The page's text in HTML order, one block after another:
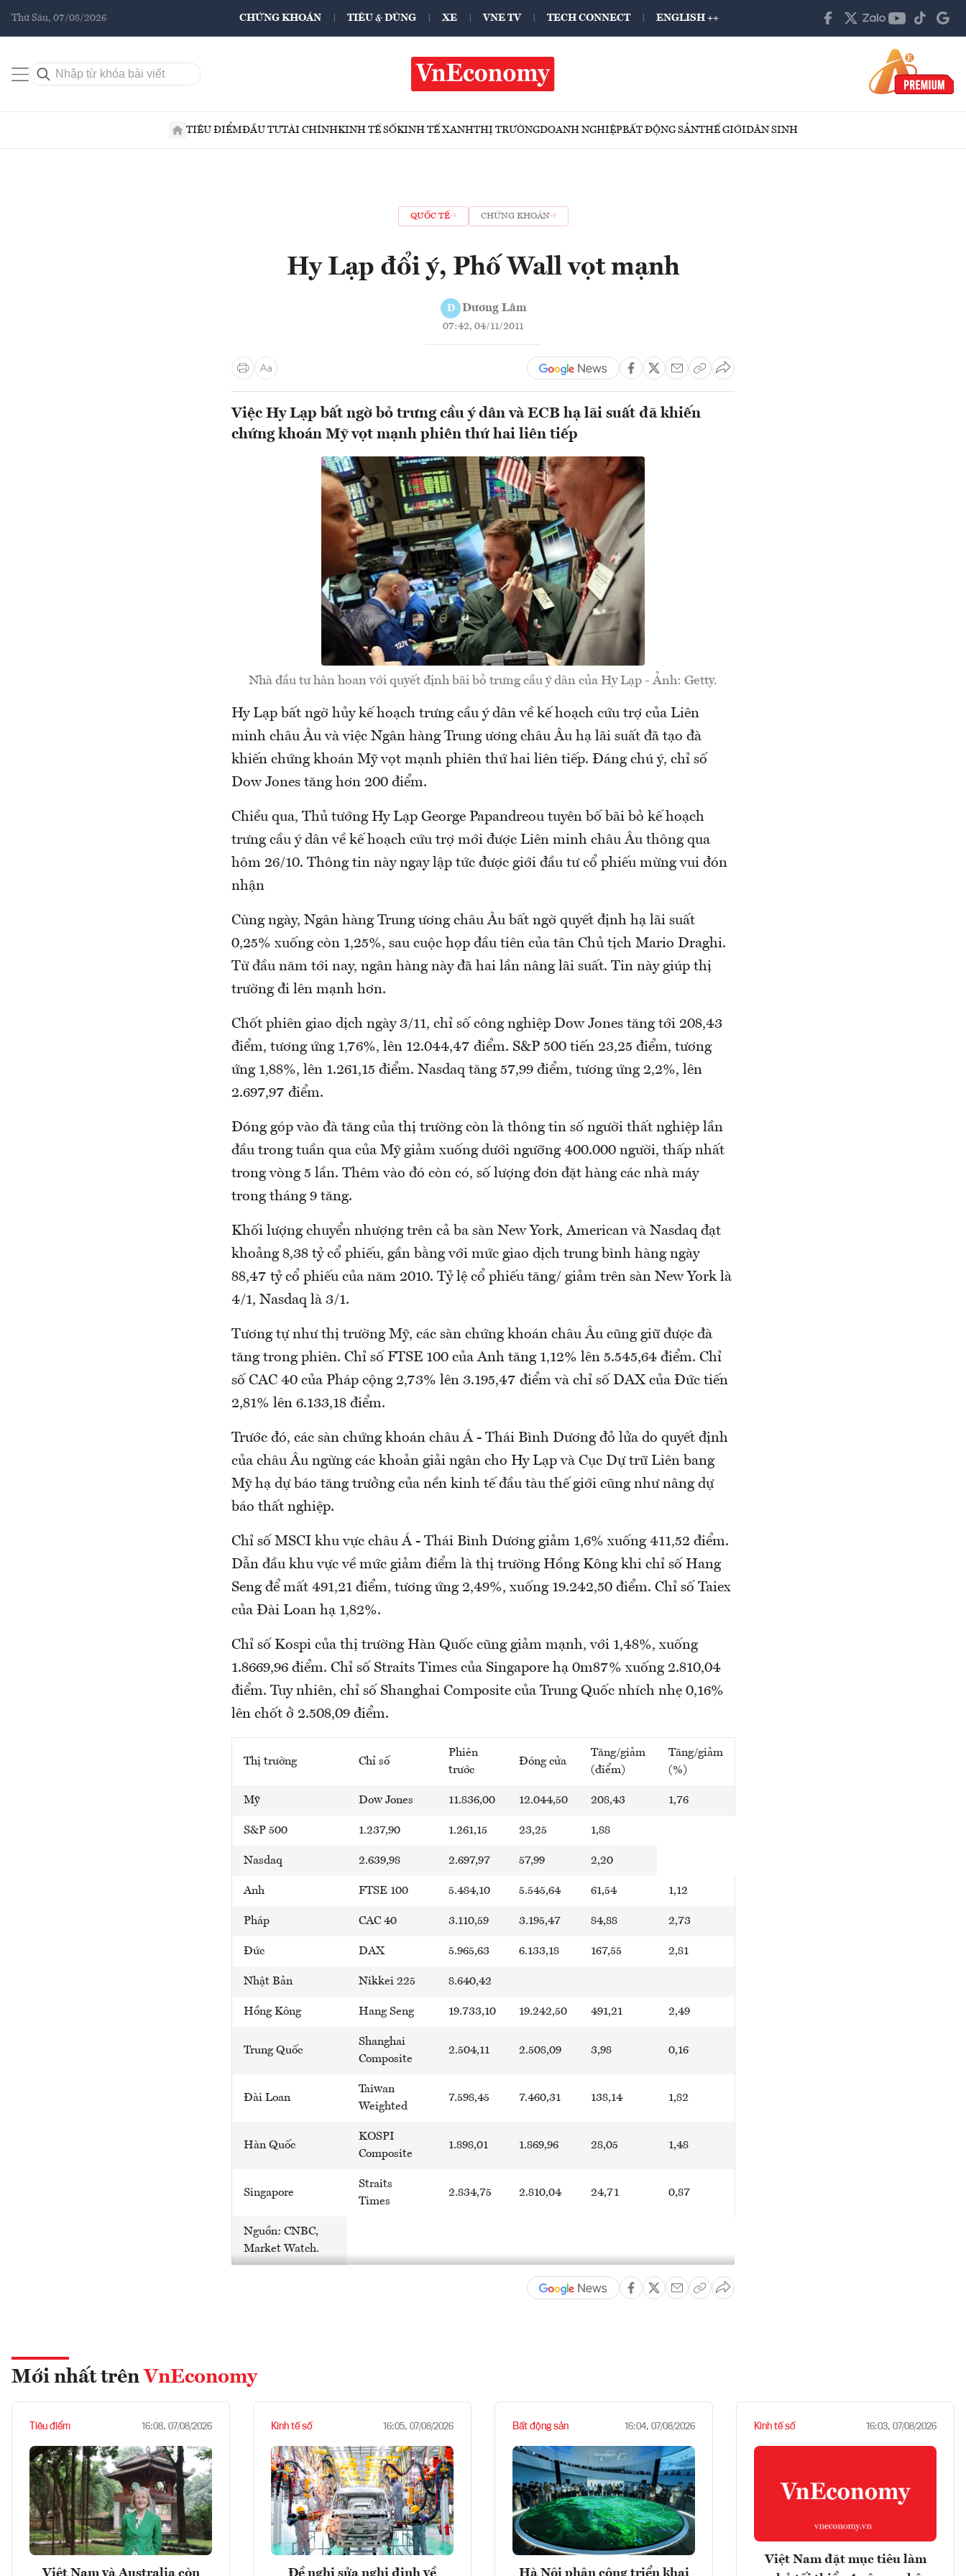
Thứ Sáu, 07/08/2026 CHỨNG KHOÁN TIÊU & DÙNG XE VNE TV TECH CONNECT ENGLISH ++
TIÊU ĐIỂMĐẦU TƯTÀI CHÍNHKINH TẾ SỐKINH TẾ XANHTHỊ TRƯỜNGDOANH NGHIỆPBẤT ĐỘNG SẢNTHẾ GIỚIDÂN SINH
QUỐC TẾ CHỨNG KHOÁN
Hy Lạp đổi ý, Phố Wall vọt mạnh
D Dương Lâm
07:42, 04/11/2011
Việc Hy Lạp bất ngờ bỏ trưng cầu ý dân và ECB hạ lãi suất đã khiến
chứng khoán Mỹ vọt mạnh phiên thứ hai liên tiếp
Nhà đầu tư hân hoan với quyết định bãi bỏ trưng cầu ý dân của Hy Lạp - Ảnh: Getty.
Hy Lạp bất ngờ hủy kế hoạch trưng cầu ý dân về kế hoạch cứu trợ của Liên
minh châu Âu và việc Ngân hàng Trung ương châu Âu hạ lãi suất đã tạo đà
khiến chứng khoán Mỹ vọt mạnh phiên thứ hai liên tiếp. Đáng chú ý, chỉ số
Dow Jones tăng hơn 200 điểm.
Chiều qua, Thủ tướng Hy Lạp George Papandreou tuyên bố bãi bỏ kế hoạch
trưng cầu ý dân về kế hoạch cứu trợ mới được Liên minh châu Âu thông qua
hôm 26/10. Thông tin này ngay lập tức được giới đầu tư cổ phiếu mừng vui đón
nhận
Cùng ngày, Ngân hàng Trung ương châu Âu bất ngờ quyết định hạ lãi suất
0,25% xuống còn 1,25%, sau cuộc họp đầu tiên của tân Chủ tịch Mario Draghi.
Từ đầu năm tới nay, ngân hàng này đã hai lần nâng lãi suất. Tin này giúp thị
trường đi lên mạnh hơn.
Chốt phiên giao dịch ngày 3/11, chỉ số công nghiệp Dow Jones tăng tới 208,43
điểm, tương ứng 1,76%, lên 12.044,47 điểm. S&P 500 tiến 23,25 điểm, tương
ứng 1,88%, lên 1.261,15 điểm. Nasdaq tăng 57,99 điểm, tương ứng 2,2%, lên
2.697,97 điểm.
Đóng góp vào đà tăng của thị trường còn là thông tin số người thất nghiệp lần
đầu trong tuần qua của Mỹ giảm xuống dưới ngưỡng 400.000 người, thấp nhất
trong vòng 5 lần. Thêm vào đó còn có, số lượng đơn đặt hàng các nhà máy
trong tháng 9 tăng.
Khối lượng chuyển nhượng trên cả ba sàn New York, American và Nasdaq đạt
khoảng 8,38 tỷ cổ phiếu, gần bằng với mức giao dịch trung bình hàng ngày
88,47 tỷ cổ phiếu của năm 2010. Tỷ lệ cổ phiếu tăng/ giảm trên sàn New York là
4/1, Nasdaq là 3/1.
Tương tự như thị trường Mỹ, các sàn chứng khoán châu Âu cũng giữ được đà
tăng trong phiên. Chỉ số FTSE 100 của Anh tăng 1,12% lên 5.545,64 điểm. Chỉ
số CAC 40 của Pháp cộng 2,73% lên 3.195,47 điểm và chỉ số DAX của Đức tiến
2,81% lên 6.133,18 điểm.
Trước đó, các sàn chứng khoán châu Á - Thái Bình Dương đỏ lửa do quyết định
của châu Âu ngừng các khoản giải ngân cho Hy Lạp và Cục Dự trữ Liên bang
Mỹ hạ dự báo tăng trưởng của nền kinh tế đầu tàu thế giới cũng như nâng dự
báo thất nghiệp.
Chỉ số MSCI khu vực châu Á - Thái Bình Dương giảm 1,6% xuống 411,52 điểm.
Dẫn đầu khu vực về mức giảm điểm là thị trường Hồng Kông khi chỉ số Hang
Seng để mất 491,21 điểm, tương ứng 2,49%, xuống 19.242,50 điểm. Chỉ số Taiex
của Đài Loan hạ 1,82%.
Chỉ số Kospi của thị trường Hàn Quốc cũng giảm mạnh, với 1,48%, xuống
1.8669,96 điểm. Chỉ số Straits Times của Singapore hạ 0m87% xuống 2.810,04
điểm. Tuy nhiên, chỉ số Shanghai Composite của Trung Quốc nhích nhẹ 0,16%
lên chốt ở 2.508,09 điểm.
Thị trường Chỉ số
Phiên
trước
Đóng cửa
Tăng/giảm
(điểm)
Tăng/giảm
(%)
Mỹ Dow Jones 11.836,00 12.044,50 208,43 1,76
S&P 500 1.237,90 1.261,15 23,25 1,88
Nasdaq 2.639,98 2.697,97 57,99 2,20
Anh FTSE 100 5.484,10 5.545,64 61,54 1,12
Pháp CAC 40 3.110,59 3.195,47 84,88 2,73
Đức DAX 5.965,63 6.133,18 167,55 2,81
Nhật Bản Nikkei 225 8.640,42
Hồng Kông Hang Seng 19.733,10 19.242,50 491,21 2,49
Trung Quốc
Shanghai
Composite
2.504,11 2.508,09 3,98 0,16
Đài Loan
Taiwan
Weighted
7.598,45 7.460,31 138,14 1,82
Hàn Quốc
KOSPI
Composite
1.898,01 1.869,96 28,05 1,48
Singapore
Straits
Times
2.834,75 2.810,04 24,71 0,87
Nguồn: CNBC,
Market Watch.
Mới nhất trên VnEconomy
Tiêu điểm 16:08, 07/08/2026
Việt Nam và Australia còn
Kinh tế số 16:05, 07/08/2026
Đề nghị sửa nghị định về
Bất động sản 16:04, 07/08/2026
Hà Nội phân công triển khai
Kinh tế số 16:03, 07/08/2026
Việt Nam đặt mục tiêu làm